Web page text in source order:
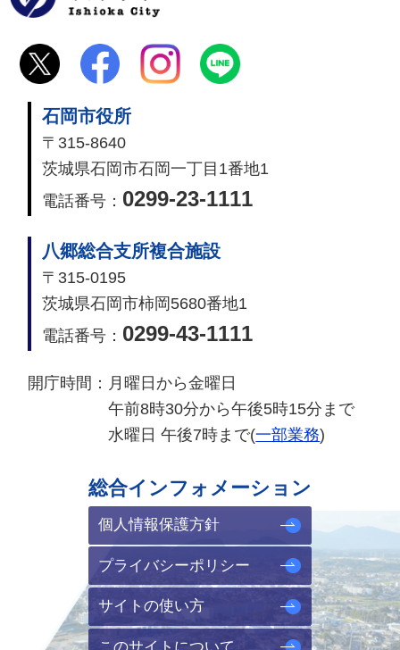
石岡市役所
〒315-8640
茨城県石岡市石岡一丁目1番地1
電話番号： 0299-23-1111
八郷総合支所複合施設
〒315-0195
茨城県石岡市柿岡5680番地1
電話番号： 0299-43-1111
開庁時間： 月曜日から金曜日
午前8時30分から午後5時15分まで
水曜日 午後7時まで(一部業務)
総合インフォメーション
個人情報保護方針
プライバシーポリシー
サイトの使い方